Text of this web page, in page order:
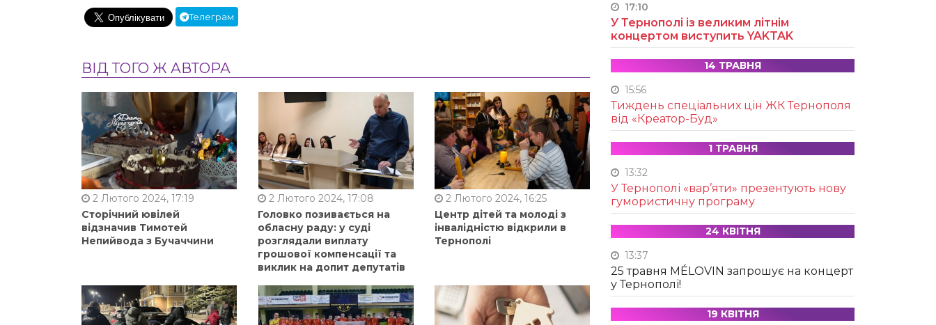
Телеграм
ВІД ТОГО Ж АВТОРА
2 Лютого 2024, 17:19
Сторічний ювілей
відзначив Тимотей
Непийвода з Бучаччини
2 Лютого 2024, 17:08
Головко позивається на
обласну раду: у суді
розглядали виплату
грошової компенсації та
виклик на допит депутатів
2 Лютого 2024, 16:25
Центр дітей та молоді з
інвалідністю відкрили в
Тернополі
17:10
У Тернополі із великим літнім
концертом виступить YAKTAK
14 ТРАВНЯ
15:56
Тиждень спеціальних цін ЖК Тернополя
від «Креатор-Буд»
1 ТРАВНЯ
13:32
У Тернополі «вар’яти» презентують нову
гумористичну програму
24 КВІТНЯ
13:37
25 травня MÉLOVIN запрошує на концерт
у Тернополі!
19 КВІТНЯ